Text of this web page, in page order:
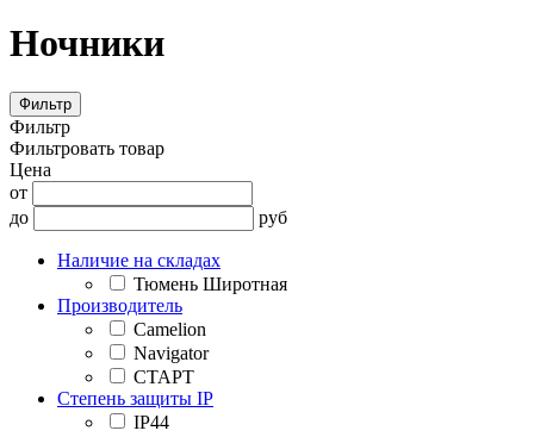
Ночники
Фильтр
Фильтр
Фильтровать товар
Цена
от
до
руб
Наличие на складах
Тюмень Широтная
Производитель
Camelion
Navigator
СТАРТ
Степень защиты IP
IP44